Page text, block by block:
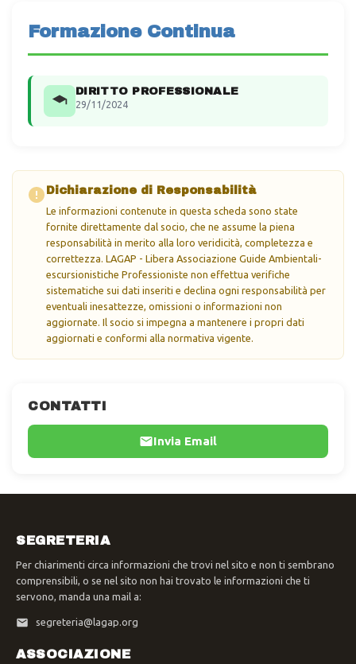
CONTATTI
Invia Email
Formazione Continua
DIRITTO PROFESSIONALE
29/11/2024
Dichiarazione di Responsabilità
Le informazioni contenute in questa scheda sono state
fornite direttamente dal socio, che ne assume la piena
responsabilità in merito alla loro veridicità, completezza e
correttezza. LAGAP - Libera Associazione Guide Ambientali-
escursionistiche Professioniste non effettua verifiche
sistematiche sui dati inseriti e declina ogni responsabilità per
eventuali inesattezze, omissioni o informazioni non
aggiornate. Il socio si impegna a mantenere i propri dati
aggiornati e conformi alla normativa vigente.
SEGRETERIA
Per chiarimenti circa informazioni che trovi nel sito e non ti sembrano
comprensibili, o se nel sito non hai trovato le informazioni che ti
servono, manda una mail a:
segreteria@lagap.org
ASSOCIAZIONE